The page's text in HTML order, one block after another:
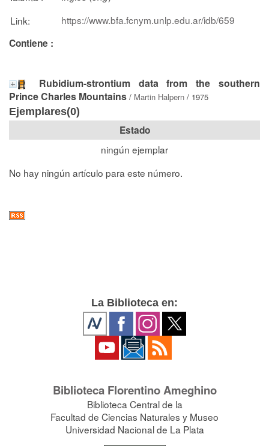
Link:
https://www.bfa.fcnym.unlp.edu.ar/idb/659
Contiene :
Rubidium-strontium data from the southern
Prince Charles Mountains / Martin Halpern / 1975
Ejemplares(0)
Estado
ningún ejemplar
No hay ningún artículo para este número.
La Biblioteca en:
Biblioteca Florentino Ameghino
Biblioteca Central de la
Facultad de Ciencias Naturales y Museo
Universidad Nacional de La Plata